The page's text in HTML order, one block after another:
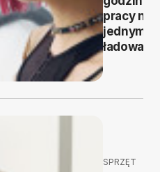
pracy na
jednym
SPRZĘT